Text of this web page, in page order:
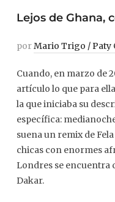
Lejos de Ghana,
porMario Trigo / Paty
Cuando, en marzo de
artículo lo que para
la que iniciaba su
específica:
suena un remix de
chicas con enormes
Londres se encuentra
Dakar.